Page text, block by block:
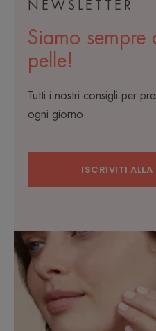
NEWSLETTER
Siamo sempre
pelle!
Tutti i nostri consigli per
ogni giorno.
ISCRIVITI ALLA